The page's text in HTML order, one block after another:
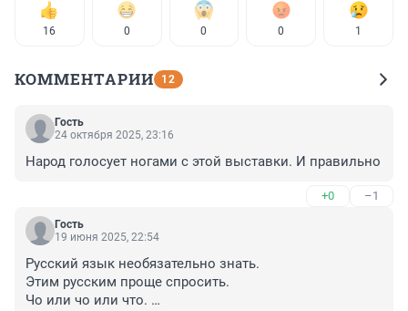
16 0 0 0 1
КОММЕНТАРИИ 12
Гость
24 октября 2025, 23:16
Народ голосует ногами с этой выставки. И правильно
+0 –1
Гость
19 июня 2025, 22:54
Русский язык необязательно знать.
Этим русским проще спросить.
Чо или чо или что.